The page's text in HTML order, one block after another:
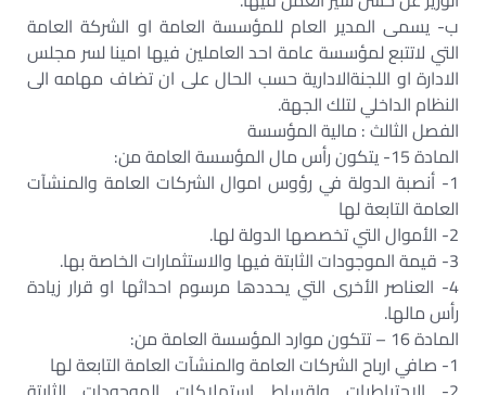
ب- يسمى المدير العام للمؤسسة العامة او الشركة العامة
التي لاتتبع لمؤسسة عامة احد العاملين فيها امينا لسر مجلس
الادارة او اللجنةالادارية حسب الحال على ان تضاف مهامه الى
النظام الداخلي لتلك الجهة.‏
الفصل الثالث : مالية المؤسسة‏
المادة 15- يتكون رأس مال المؤسسة العامة من:‏
1- أنصبة الدولة في رؤوس اموال الشركات العامة والمنشآت
العامة التابعة لها‏
2- الأموال التي تخصصها الدولة لها.‏
3- قيمة الموجودات الثابتة فيها والاستثمارات الخاصة بها.‏
4- العناصر الأخرى التي يحددها مرسوم احداثها او قرار زيادة
رأس مالها.‏
المادة 16 – تتكون موارد المؤسسة العامة من:‏
1- صافي ارباح الشركات العامة والمنشآت العامة التابعة لها‏